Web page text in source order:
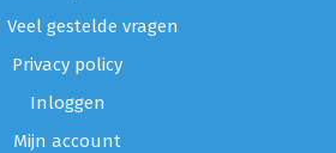
Veel gestelde vragen
Privacy policy
Inloggen
Mijn account